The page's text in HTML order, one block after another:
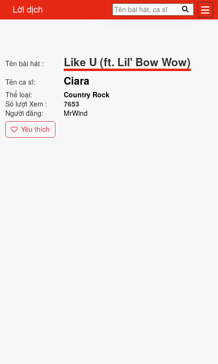
Lời dịch
Tên bài hát : Like U (ft. Lil' Bow Wow)
Tên ca sĩ: Ciara
Thể loại:
Country Rock
Số lượt Xem :
7653
Người đăng:
MrWind
Yêu thích